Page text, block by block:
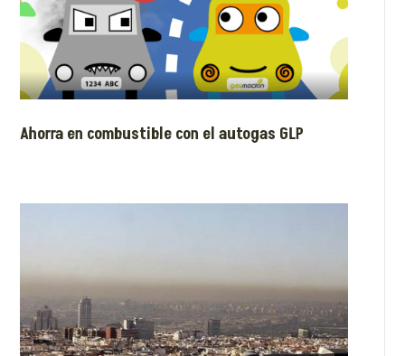
Ahorra en combustible con el autogas GLP